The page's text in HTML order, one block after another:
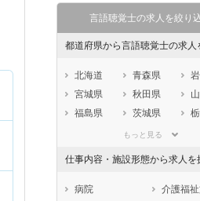
言語聴覚士の求人を絞り
都道府県から言語聴覚士の求人
北海道 青森県
宮城県
秋田県
福島県
茨城県
埼玉県
石川県
福井県
もっと見る
仕事内容・施設形態から求人を
病院
介護福